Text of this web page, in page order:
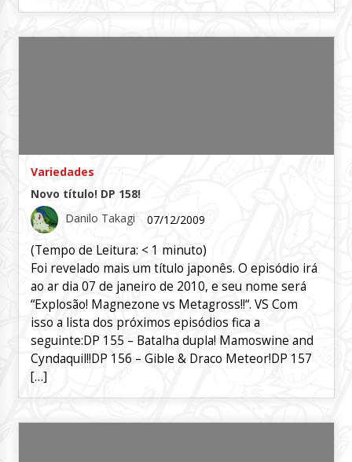
Variedades
Novo título! DP 158!
Danilo Takagi
07/12/2009
(Tempo de Leitura: < 1 minuto)
Foi revelado mais um título japonês. O episódio irá
ao ar dia 07 de janeiro de 2010, e seu nome será
“Explosão! Magnezone vs Metagross!!“. VS Com
isso a lista dos próximos episódios fica a
seguinte:DP 155 – Batalha dupla! Mamoswine and
Cyndaquil!!DP 156 – Gible & Draco Meteor!DP 157
[…]